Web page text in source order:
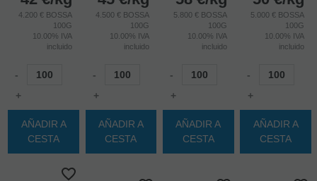
4.200 € BOSSA
100G
10.00% IVA
incluido
-
+
AÑADIR A
CESTA
4.500 € BOSSA
100G
10.00% IVA
incluido
-
+
AÑADIR A
CESTA
5.800 € BOSSA
100G
10.00% IVA
incluido
-
+
AÑADIR A
CESTA
5.000 € BOSSA
100G
10.00% IVA
incluido
-
+
AÑADIR A
CESTA